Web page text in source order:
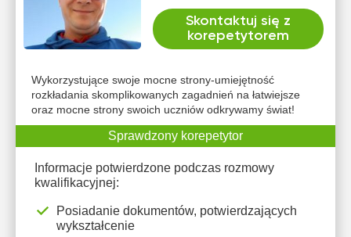
Skontaktuj się z
korepetytorem
Wykorzystujące swoje mocne strony-umiejętność
rozkładania skomplikowanych zagadnień na łatwiejsze
oraz mocne strony swoich uczniów odkrywamy świat!
Sprawdzony korepetytor
Informacje potwierdzone podczas rozmowy
kwalifikacyjnej:
Posiadanie dokumentów, potwierdzających
wykształcenie
6
7
8
9
10
Brak
dostępnych
10:30
11:00
11:30
14:00
15:00
Brak
dostępnych
terminów
Brak
dostępnych
terminów
Brak
dostępnych